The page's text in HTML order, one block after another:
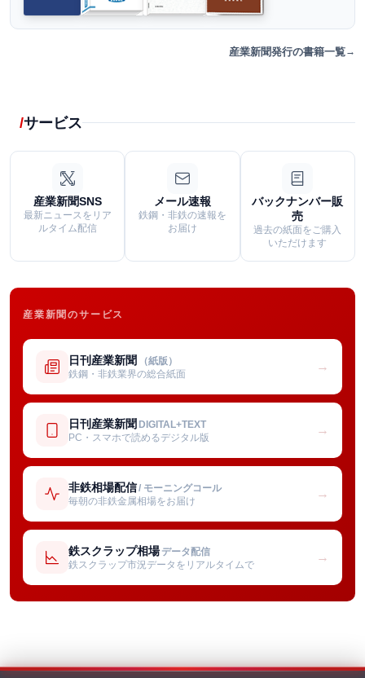
産業新聞発行の書籍一覧
サービス
産業新聞SNS
最新ニュースをリア
ルタイム配信
メール速報
鉄鋼・非鉄の速報を
お届け
バックナンバー販
売
過去の紙面をご購入
いただけます
産業新聞のサービス
日刊産業新聞 （紙版）
鉄鋼・非鉄業界の総合紙面
→
日刊産業新聞 DIGITAL+TEXT
PC・スマホで読めるデジタル版
→
非鉄相場配信/ モーニングコール
毎朝の非鉄金属相場をお届け
→
鉄スクラップ相場 データ配信
鉄スクラップ市況データをリアルタイムで
→